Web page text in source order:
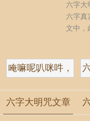
六字大
六字真
文中，
（
富，
慧、大
唵嘛呢叭咪吽，
六字大明咒文章